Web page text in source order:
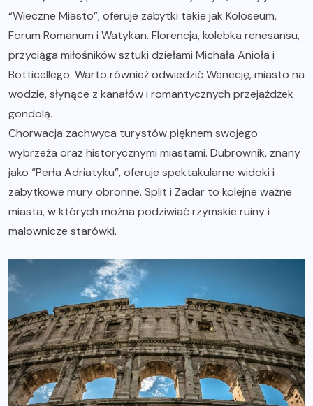
“Wieczne Miasto”, oferuje zabytki takie jak Koloseum,
Forum Romanum i Watykan. Florencja, kolebka renesansu,
przyciąga miłośników sztuki dziełami Michała Anioła i
Botticellego. Warto również odwiedzić Wenecję, miasto na
wodzie, słynące z kanałów i romantycznych przejażdżek
gondolą.
Chorwacja zachwyca turystów pięknem swojego
wybrzeża oraz historycznymi miastami. Dubrownik, znany
jako “Perła Adriatyku”, oferuje spektakularne widoki i
zabytkowe mury obronne. Split i Zadar to kolejne ważne
miasta, w których można podziwiać rzymskie ruiny i
malownicze starówki.